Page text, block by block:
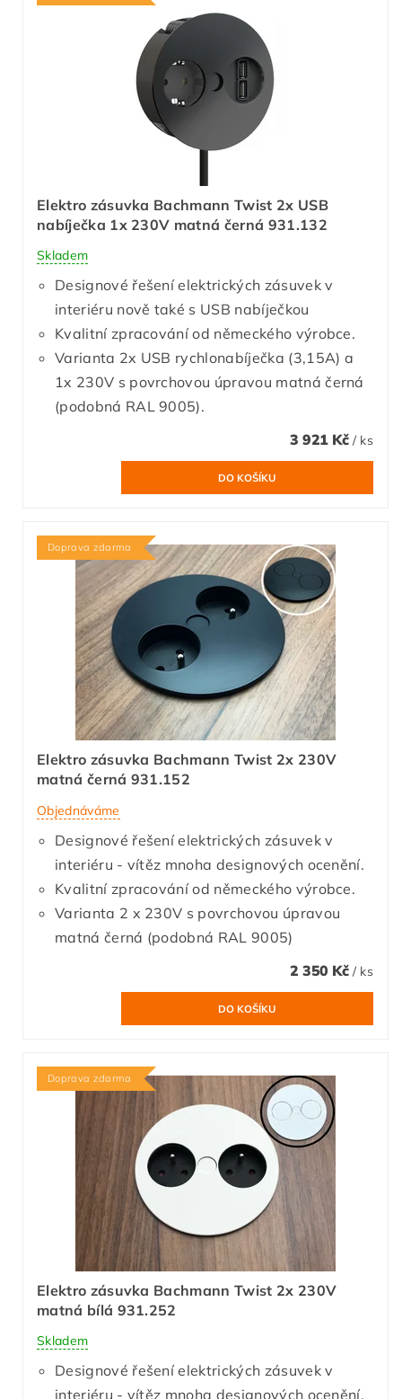
Elektro zásuvka Bachmann Twist 2x USB
nabíječka 1x 230V matná černá 931.132
Skladem
Designové řešení elektrických zásuvek v
interiéru nově také s USB nabíječkou
Kvalitní zpracování od německého výrobce.
Varianta 2x USB rychlonabíječka (3,15A) a
1x 230V s povrchovou úpravou matná černá
(podobná RAL 9005).
3 921 Kč / ks
Doprava zdarma
Elektro zásuvka Bachmann Twist 2x 230V
matná černá 931.152
Objednáváme
Designové řešení elektrických zásuvek v
interiéru - vítěz mnoha designových ocenění.
Kvalitní zpracování od německého výrobce.
Varianta 2 x 230V s povrchovou úpravou
matná černá (podobná RAL 9005)
2 350 Kč / ks
Doprava zdarma
Elektro zásuvka Bachmann Twist 2x 230V
matná bílá 931.252
Skladem
Designové řešení elektrických zásuvek v
interiéru - vítěz mnoha designových ocenění.